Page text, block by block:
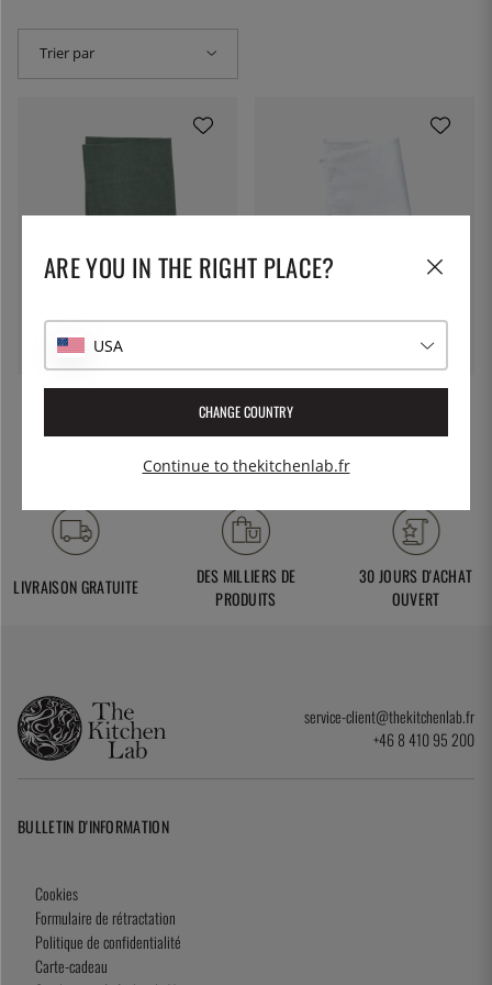
Trier par
BASTIAN
4 €
BASTIAN
LIVRAISON GRATUITE
DES MILLIERS DE
PRODUITS
30 JOURS D'ACHAT
OUVERT
service-client@thekitchenlab.fr
+46 8 410 95 200
BULLETIN D'INFORMATION
Cookies
Formulaire de rétractation
Politique de confidentialité
Carte-cadeau
ARE YOU IN THE RIGHT PLACE?
USA
CHANGE COUNTRY
Continue to thekitchenlab.fr